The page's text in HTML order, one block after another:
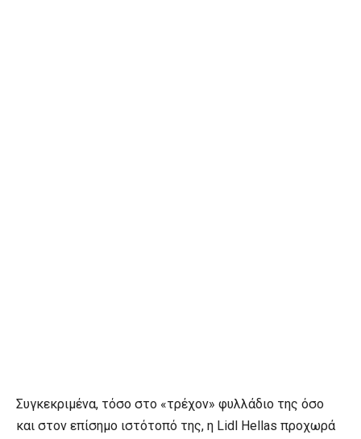
Συγκεκριμένα, τόσο στο «τρέχον» φυλλάδιο της όσο
και στον επίσημο ιστότοπό της, η Lidl Hellas προχωρά